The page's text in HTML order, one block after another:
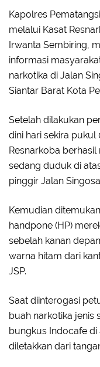
Kapolres
melalui Kasat
Irwanta Sembiring,
informasi
narkotika di Jalan
Siantar Barat Kota
Setelah dilakukan
dini hari sekira pukul
Resnarkoba
sedang duduk di
pinggir Jalan
Kemudian
handpone (HP)
sebelah kanan
warna hitam dari
JSP.
Saat diinterogasi
buah narkotika jenis
bungkus Indocafe
diletakkan dari